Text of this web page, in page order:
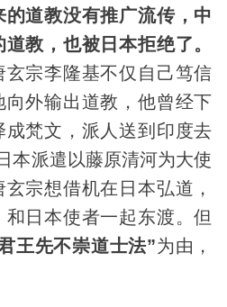
的道教没有推广流传，中
教，也被日本拒绝了。
玄宗李隆基不仅自己笃信
外输出道教，他曾经下
梵文，派人送到印度去
本派遣以藤原清河为大使
宗想借机在日本弘道，
日本使者一起东渡。但
王先不崇道士法”为由，